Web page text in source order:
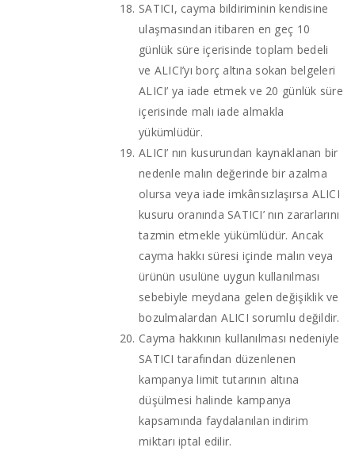
SATICI, cayma bildiriminin kendisine
ulaşmasından itibaren en geç 10
günlük süre içerisinde toplam bedeli
ve ALICI’yı borç altına sokan belgeleri
ALICI’ ya iade etmek ve 20 günlük süre
içerisinde malı iade almakla
yükümlüdür.
ALICI’ nın kusurundan kaynaklanan bir
nedenle malın değerinde bir azalma
olursa veya iade imkânsızlaşırsa ALICI
kusuru oranında SATICI’ nın zararlarını
tazmin etmekle yükümlüdür. Ancak
cayma hakkı süresi içinde malın veya
ürünün usulüne uygun kullanılması
sebebiyle meydana gelen değişiklik ve
bozulmalardan ALICI sorumlu değildir.
Cayma hakkının kullanılması nedeniyle
SATICI tarafından düzenlenen
kampanya limit tutarının altına
düşülmesi halinde kampanya
kapsamında faydalanılan indirim
miktarı iptal edilir.